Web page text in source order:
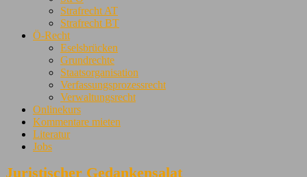
Strafrecht AT
Strafrecht BT
Ö-Recht
Eselsbrücken
Grundrechte
Staatsorganisation
Verfassungsprozessrecht
Verwaltungsrecht
Onlinekurs
Kommentare mieten
Literatur
Jobs
Juristischer Gedankensalat